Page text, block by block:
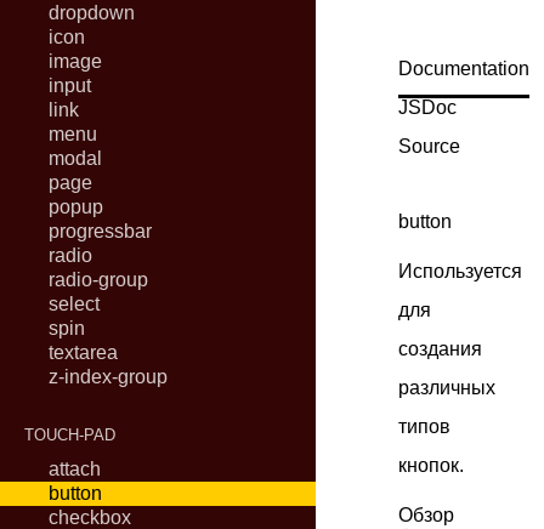
dropdown
icon
image
input
link
menu
modal
page
popup
progressbar
radio
radio-group
select
spin
textarea
z-index-group
TOUCH-PAD
attach
button
checkbox
Documentation
JSDoc
Source
button
Используется
для
создания
различных
типов
кнопок.
Обзор